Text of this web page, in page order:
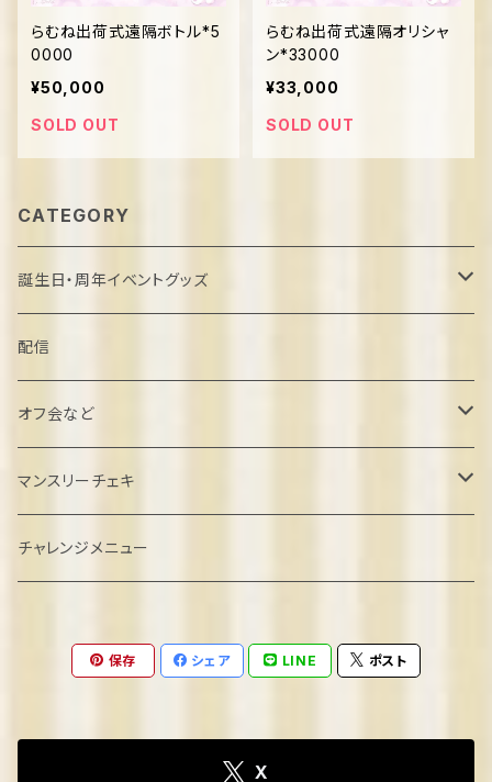
らむね出荷式遠隔ボトル*5
0000
¥50,000
SOLD OUT
らむね出荷式遠隔オリシャ
ン*33000
¥33,000
SOLD OUT
CATEGORY
誕生日・周年イベントグッズ
葉月しいな誕生日2022
北村こむぎ誕生日2022
璃雲ゆぅい誕生日2022
餅望きなこ誕生日2022
めりの誕生日2022
2023
配信
オフ会など
忘年会クラファン
オフ会参加
マンスリーチェキ
２０２４年８月
2024年10月
2024年11月
チャレンジメニュー
保存 シェア LINE ポスト
X